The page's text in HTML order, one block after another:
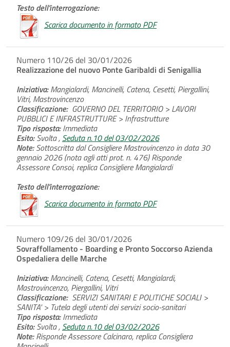
Testo dell'interrogazione:
Scarica documento in formato PDF
Numero 110/26 del 30/01/2026
Realizzazione del nuovo Ponte Garibaldi di Senigallia
Iniziativa:Mangialardi, Mancinelli, Catena, Cesetti, Piergallini,
Vitri, Mastrovincenzo
Classificazione: GOVERNO DEL TERRITORIO > LAVORI
PUBBLICI E INFRASTRUTTURE > Infrastrutture
Tipo risposta:Immediata
Esito:Svolta , Seduta n.10 del 03/02/2026
Note:Sottoscritta dal Consigliere Mastrovincenzo in data 30
gennaio 2026 (nota agli atti prot. n. 476) Risponde
Assessore Consoi, replica Consigliere Mangialardi
Testo dell'interrogazione:
Scarica documento in formato PDF
Numero 109/26 del 30/01/2026
Sovraffollamento - Boarding e Pronto Soccorso Azienda
Ospedaliera delle Marche
Iniziativa:Mancinelli, Catena, Cesetti, Mangialardi,
Mastrovincenzo, Piergallini, Vitri
Classificazione: SERVIZI SANITARI E POLITICHE SOCIALI >
SANITA' > Tutela degli utenti dei servizi socio-sanitari
Tipo risposta:Immediata
Esito:Svolta , Seduta n.10 del 03/02/2026
Note:Risponde Assessore Calcinaro, replica Consigliera